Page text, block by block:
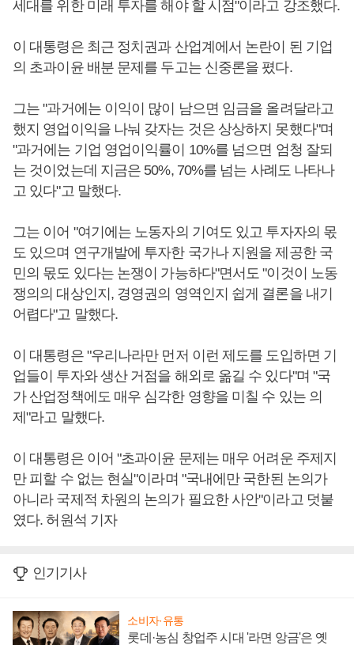
세대를 위한 미래 투자를 해야 할 시점"이라고 강조했다.
이 대통령은 최근 정치권과 산업계에서 논란이 된 기업
의 초과이윤 배분 문제를 두고는 신중론을 폈다.
그는 "과거에는 이익이 많이 남으면 임금을 올려달라고
했지 영업이익을 나눠 갖자는 것은 상상하지 못했다"며
"과거에는 기업 영업이익률이 10%를 넘으면 엄청 잘되
는 것이었는데 지금은 50%, 70%를 넘는 사례도 나타나
고 있다"고 말했다.
그는 이어 "여기에는 노동자의 기여도 있고 투자자의 몫
도 있으며 연구개발에 투자한 국가나 지원을 제공한 국
민의 몫도 있다는 논쟁이 가능하다"면서도 "이것이 노동
쟁의의 대상인지, 경영권의 영역인지 쉽게 결론을 내기
어렵다"고 말했다.
이 대통령은 "우리나라만 먼저 이런 제도를 도입하면 기
업들이 투자와 생산 거점을 해외로 옮길 수 있다"며 "국
가 산업정책에도 매우 심각한 영향을 미칠 수 있는 의
제"라고 말했다.
이 대통령은 이어 "초과이윤 문제는 매우 어려운 주제지
만 피할 수 없는 현실"이라며 "국내에만 국한된 논의가
아니라 국제적 차원의 논의가 필요한 사안"이라고 덧붙
였다. 허원석 기자
인기기사
소비자·유통
롯데·농심 창업주 시대 '라면 앙금'은 옛